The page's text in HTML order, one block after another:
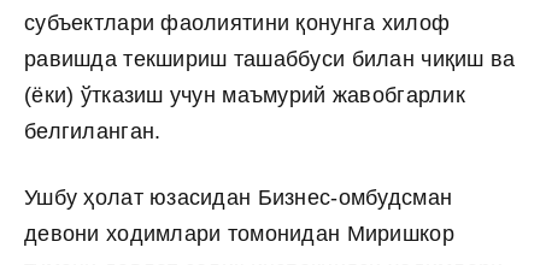
субъектлари фаолиятини қонунга хилоф
равишда текшириш ташаббуси билан чиқиш ва
(ёки) ўтказиш учун маъмурий жавобгарлик
белгиланган.
Ушбу ҳолат юзасидан Бизнес-омбудсман
девони ходимлари томонидан Миришкор